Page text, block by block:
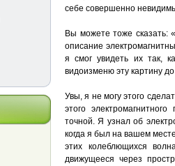
себе совершенно
Вы можете тоже сказать:
описание
я смог увидеть их так,
видоизменю эту картину
Увы, я не могу этого
этого
точной. Я узнал об
когда я был на вашем
этих колеблющихся
движущееся через